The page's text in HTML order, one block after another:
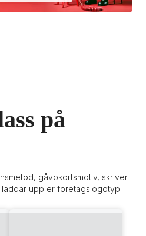
på
gåvokortsmotiv, skriver
upp er företagslogotyp.